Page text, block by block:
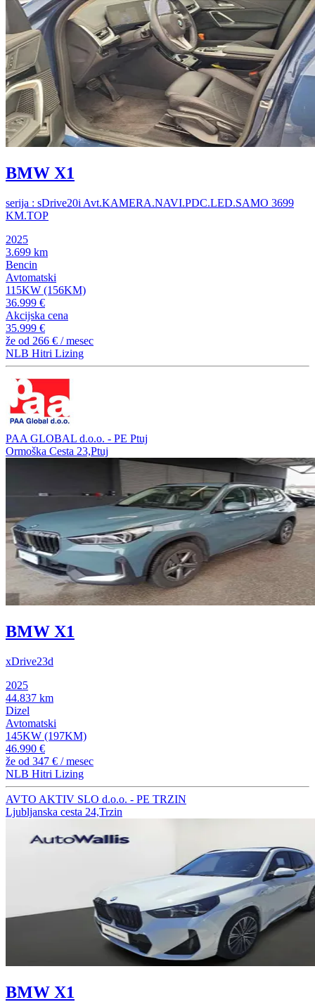
BMW X1
serija : sDrive20i Avt.KAMERA.NAVI.PDC.LED.SAMO 3699
KM.TOP
2025
3.699 km
Bencin
Avtomatski
115KW (156KM)
36.999 €
Akcijska cena
35.999 €
že od 266 € / mesec
NLB Hitri Lizing
PAA GLOBAL d.o.o. - PE Ptuj
Ormoška Cesta 23,Ptuj
BMW X1
xDrive23d
2025
44.837 km
Dizel
Avtomatski
145KW (197KM)
46.990 €
že od 347 € / mesec
NLB Hitri Lizing
AVTO AKTIV SLO d.o.o. - PE TRZIN
Ljubljanska cesta 24,Trzin
BMW X1